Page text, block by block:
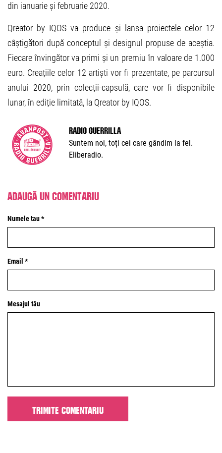
din ianuarie și februarie 2020.
Qreator by IQOS va produce și lansa proiectele celor 12
câștigători după conceptul și designul propuse de aceștia.
Fiecare învingător va primi și un premiu în valoare de 1.000
euro. Creațiile celor 12 artiști vor fi prezentate, pe parcursul
anului 2020, prin colecții-capsulă, care vor fi disponibile
lunar, în ediție limitată, la Qreator by IQOS.
Radio Guerrilla
Suntem noi, toți cei care gândim la fel.
Eliberadio.
Adaugă un comentariu
Numele tau *
Email *
Mesajul tău